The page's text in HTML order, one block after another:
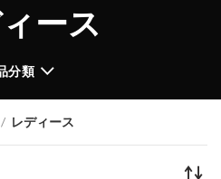
ース
分類
レディース